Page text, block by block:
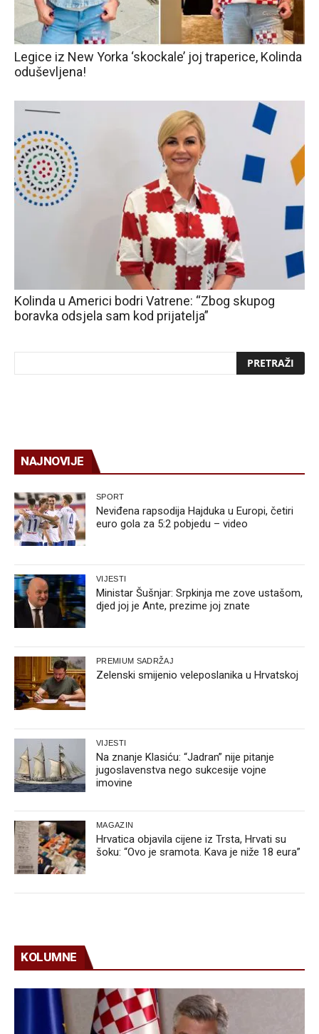
Legice iz New Yorka ‘skockale’ joj traperice, Kolinda
oduševljena!
Kolinda u Americi bodri Vatrene: “Zbog skupog
boravka odsjela sam kod prijatelja”
NAJNOVIJE
SPORT
Neviđena rapsodija Hajduka u Europi, četiri
euro gola za 5:2 pobjedu – video
VIJESTI
Ministar Šušnjar: Srpkinja me zove ustašom,
djed joj je Ante, prezime joj znate
PREMIUM SADRŽAJ
Zelenski smijenio veleposlanika u Hrvatskoj
VIJESTI
Na znanje Klasiću: “Jadran” nije pitanje
jugoslavenstva nego sukcesije vojne
imovine
MAGAZIN
Hrvatica objavila cijene iz Trsta, Hrvati su
šoku: “Ovo je sramota. Kava je niže 18 eura”
KOLUMNE